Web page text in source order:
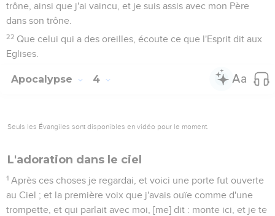
trône, ainsi que j'ai vaincu, et je suis assis avec mon Père
dans son trône.
22 Que celui qui a des oreilles, écoute ce que l'Esprit dit aux
Eglises.
Apocalypse 4
Seuls les Évangiles sont disponibles en vidéo pour le moment.
L'adoration dans le ciel
1 Après ces choses je regardai, et voici une porte fut ouverte
au Ciel ; et la première voix que j'avais ouïe comme d'une
trompette, et qui parlait avec moi, [me] dit : monte ici, et je te